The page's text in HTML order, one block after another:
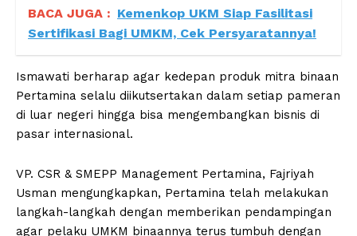
BACA JUGA : Kemenkop UKM Siap Fasilitasi
Sertifikasi Bagi UMKM, Cek Persyaratannya!
Ismawati berharap agar kedepan produk mitra binaan
Pertamina selalu diikutsertakan dalam setiap pameran
di luar negeri hingga bisa mengembangkan bisnis di
pasar internasional.
VP. CSR & SMEPP Management Pertamina, Fajriyah
Usman mengungkapkan, Pertamina telah melakukan
langkah-langkah dengan memberikan pendampingan
agar pelaku UMKM binaannya terus tumbuh dengan